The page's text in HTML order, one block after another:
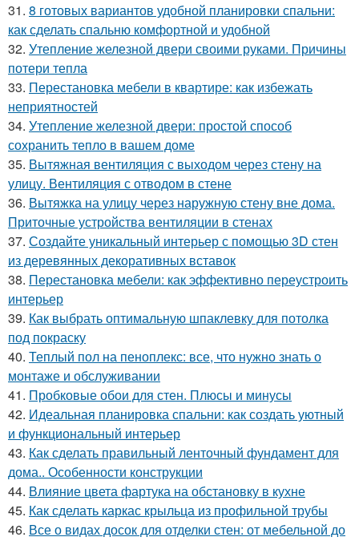
31. 8 готовых вариантов удобной планировки спальни:
как сделать спальню комфортной и удобной
32. Утепление железной двери своими руками. Причины
потери тепла
33. Перестановка мебели в квартире: как избежать
неприятностей
34. Утепление железной двери: простой способ
сохранить тепло в вашем доме
35. Вытяжная вентиляция с выходом через стену на
улицу. Вентиляция с отводом в стене
36. Вытяжка на улицу через наружную стену вне дома.
Приточные устройства вентиляции в стенах
37. Создайте уникальный интерьер с помощью 3D стен
из деревянных декоративных вставок
38. Перестановка мебели: как эффективно переустроить
интерьер
39. Как выбрать оптимальную шпаклевку для потолка
под покраску
40. Теплый пол на пеноплекс: все, что нужно знать о
монтаже и обслуживании
41. Пробковые обои для стен. Плюсы и минусы
42. Идеальная планировка спальни: как создать уютный
и функциональный интерьер
43. Как сделать правильный ленточный фундамент для
дома.. Особенности конструкции
44. Влияние цвета фартука на обстановку в кухне
45. Как сделать каркас крыльца из профильной трубы
46. Все о видах досок для отделки стен: от мебельной до